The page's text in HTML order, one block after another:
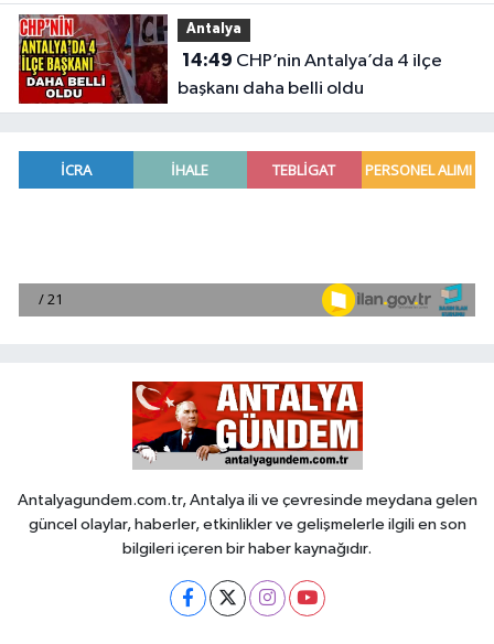
birliği
Antalya
14:49
başkanı daha belli oldu
Antalyagundem.com.tr, Antalya ili ve çevresinde meydana gelen
güncel olaylar, haberler, etkinlikler ve gelişmelerle ilgili en son
bilgileri içeren bir haber kaynağıdır.